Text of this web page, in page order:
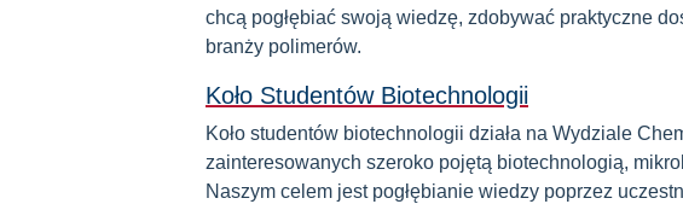
chcą pogłębiać swoją wiedzę, zdobywać praktyczne
branży polimerów.
Koło Studentów Biotechnologii
Koło studentów biotechnologii działa na Wydziale
zainteresowanych szeroko pojętą biotechnologią,
Naszym celem jest pogłębianie wiedzy poprzez